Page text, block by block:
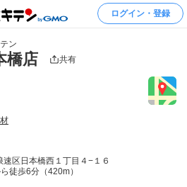
ログイン・登録
ン
橋店 共有
速区日本橋西１丁目４−１６
徒歩6分（420m）